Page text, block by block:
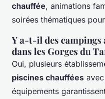
chauffée, animations
soirées thématiques
Y a-t-il des campings
dans les Gorges du
Oui, plusieurs
piscines chauffées
équipements